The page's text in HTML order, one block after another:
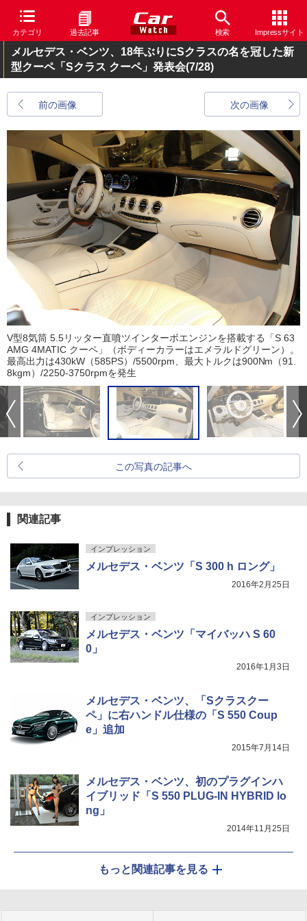
カテゴリ 過去記事 検索 Impressサイト
メルセデス・ベンツ、18年ぶりにSクラスの名を冠した新
型クーペ「Sクラス クーペ」発表会(7/28)
前の画像 次の画像
V型8気筒 5.5リッター直噴ツインターボエンジンを搭載する「S 63
AMG 4MATIC クーペ」（ボディーカラーはエメラルドグリーン）。
最高出力は430kW（585PS）/5500rpm、最大トルクは900Nm（91.
8kgm）/2250-3750rpmを発生
この写真の記事へ
関連記事
インプレッション
メルセデス・ベンツ「S 300 h ロング」
2016年2月25日
インプレッション
メルセデス・ベンツ「マイバッハ S 60
0」
2016年1月3日
メルセデス・ベンツ、「Sクラスクー
ペ」に右ハンドル仕様の「S 550 Coup
e」追加
2015年7月14日
メルセデス・ベンツ、初のプラグインハ
イブリッド「S 550 PLUG-IN HYBRID lo
ng」
2014年11月25日
もっと関連記事を見る